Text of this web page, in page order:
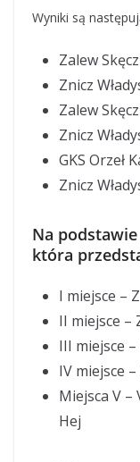
Wyniki są
Zalew
Znicz
Zalew
Znicz
GKS Orzeł
Znicz
Na
która
I miejsce –
II miejsce –
III miejsce –
IV miejsce
Miejsca V –
Hej